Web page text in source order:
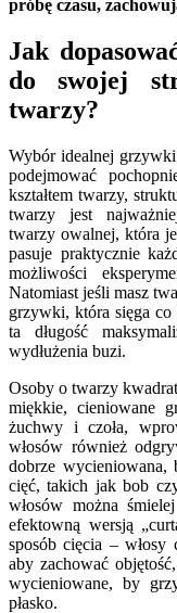
próbę czasu,
Jak
do swojej
twarzy?
Wybór idealnej
podejmować
kształtem twarzy,
twarzy jest
twarzy owalnej, która
pasuje praktycznie
możliwości
Natomiast jeśli masz
grzywki, która sięga
ta długość
wydłużenia buzi.
Osoby o twarzy
miękkie, cieniowane
żuchwy i czoła,
włosów również
dobrze wycieniowana,
cięć, takich jak bob
włosów można
efektowną wersją
sposób cięcia – włosy
aby zachować
wycieniowane, by
płasko.